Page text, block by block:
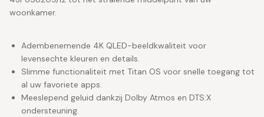
woonkamer.
Adembenemende 4K QLED-beeldkwaliteit voor
levensechte kleuren en details.
Slimme functionaliteit met Titan OS voor snelle toegang tot
al uw favoriete apps.
Meeslepend geluid dankzij Dolby Atmos en DTS:X
ondersteuning.